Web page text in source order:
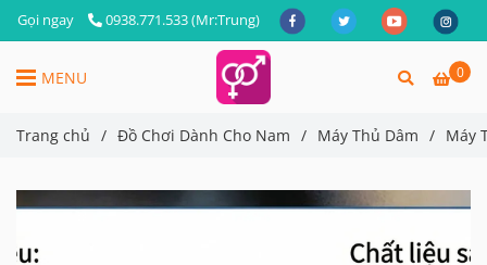
Gọi ngay 0938.771.533 (Mr:Trung)
0
MENU
Trang chủ / Đồ Chơi Dành Cho Nam / Máy Thủ Dâm / Máy